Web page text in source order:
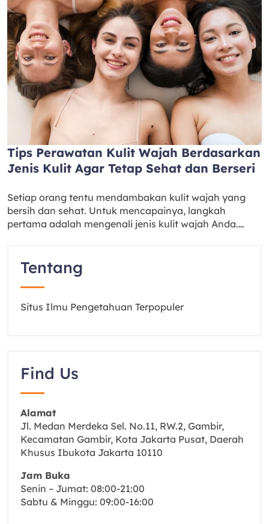
Tips Perawatan Kulit Wajah Berdasarkan
Jenis Kulit Agar Tetap Sehat dan Berseri
Setiap orang tentu mendambakan kulit wajah yang
bersih dan sehat. Untuk mencapainya, langkah
pertama adalah mengenali jenis kulit wajah Anda.…
Tentang
Situs Ilmu Pengetahuan Terpopuler
Find Us
Alamat
Jl. Medan Merdeka Sel. No.11, RW.2, Gambir,
Kecamatan Gambir, Kota Jakarta Pusat, Daerah
Khusus Ibukota Jakarta 10110
Jam Buka
Senin – Jumat: 08:00-21:00
Sabtu & Minggu: 09:00-16:00